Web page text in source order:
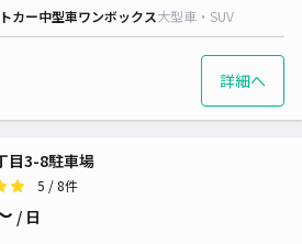
カー中型車ワンボックス大型車・SUV
詳細へ
目3-8駐車場
5 / 8件
/ 日